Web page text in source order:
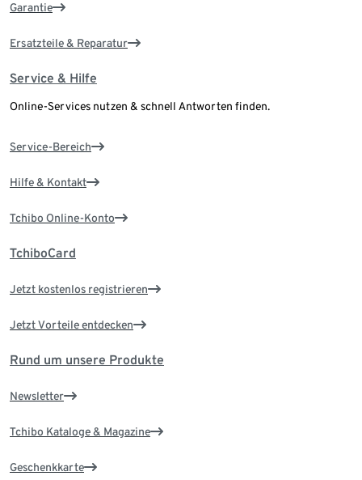
Garantie
Ersatzteile & Reparatur
Service & Hilfe
Online-Services nutzen & schnell Antworten finden.
Service-Bereich
Hilfe & Kontakt
Tchibo Online-Konto
TchiboCard
Jetzt kostenlos registrieren
Jetzt Vorteile entdecken
Rund um unsere Produkte
Newsletter
Tchibo Kataloge & Magazine
Geschenkkarte